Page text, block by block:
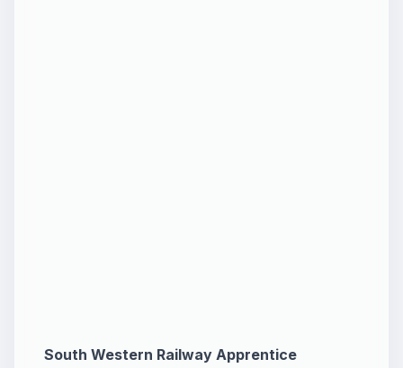
South Western Railway Apprentice